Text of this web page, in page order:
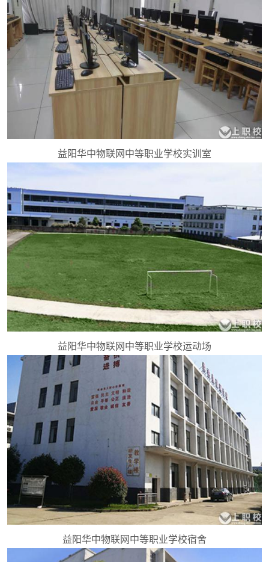
益阳华中物联网中等职业学校实训室
益阳华中物联网中等职业学校运动场
益阳华中物联网中等职业学校宿舍